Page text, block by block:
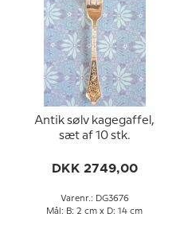
Antik sølv kagegaffel,
sæt af 10 stk.
DKK 2749,00
Varenr.: DG3676
Mål: B: 2 cm x D: 14 cm